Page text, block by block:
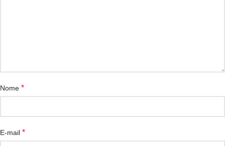
Nome *
E-mail *